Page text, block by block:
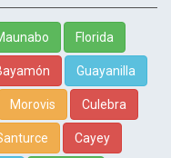
Florida
Guayanilla
Morovis Culebra
Cayey